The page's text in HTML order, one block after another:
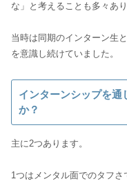
な」と考えることも多々あり
当時は同期のインターン生
インターンシップを通
か？
主に2つあります。
1つはメンタル面でのタフさ